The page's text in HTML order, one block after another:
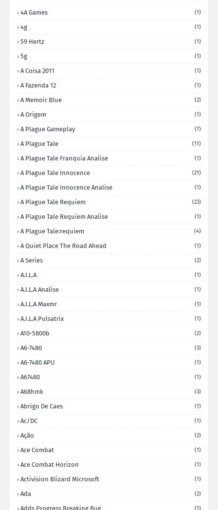
4A Games (1)
4g (1)
59 Hertz (1)
5g (1)
A Coisa 2011 (1)
A Fazenda 12 (1)
A Memoir Blue (2)
A Origem (1)
A Plague Gameplay (7)
A Plague Tale (11)
A Plague Tale Franquia Analise (1)
A Plague Tale Innocence (21)
A Plague Tale Innocence Analise (1)
A Plague Tale Requiem (23)
A Plague Tale Requiem Analise (1)
A Plague Tale:requiem (4)
A Quiet Place The Road Ahead (1)
A Series (2)
A.I.L.A (1)
A.I.L.A Analise (1)
A.I.L.A Maxmr (1)
A.I.L.A Pulsatrix (1)
A10-5800b (2)
A6-7480 (3)
A6-7480 APU (1)
A67480 (1)
A68hmk (3)
Abrigo De Caes (1)
Ac/DC (1)
Ação (2)
Ace Combat (1)
Ace Combat Horizon (1)
Activision Blizard Microsoft (1)
Ada (2)
Adds Progress Breaking Bug (1)